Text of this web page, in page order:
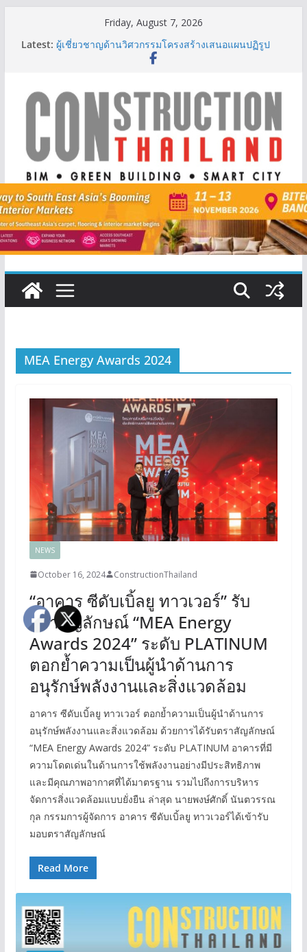
Friday, August 7, 2026
Latest:
IHG Hotels & Resorts เปิดตัว ฮอลิเดย์ อินน์ เอ็กซ์เพรส
อ่าวนางแห่งแรกในกระบี่
ผู้เชี่ยวชาญด้านวิศวกรรมโครงสร้างเสนอแผนปฏิรูป
รับมือแผ่นดินไหว
TITLE เผยรายได้ครึ่งปีแรก’69 มากกว่า 2,000 ล้านบาท
เติบโต 377% ชี้ดีมานด์ภูเก็ตยังแกร่ง
BCT Expo 2026 ชูแนวคิด “Empowering Net Zero in
Construction & Mining” ขับเคลื่อนอุตสาหกรรม
ก่อสร้างและเหมืองแร่สู่สังคมคาร์บอนต่ำอย่างยั่งยืน
ลลิล พร็อพเพอร์ตี้ ก้าวสู่ปีที่ 40 ยึดลูกค้าเป็นศูนย์กลาง
เดินหน้าสร้างการเติบโตอย่างยั่งยืน
MEA Energy Awards 2024
NEWS
October 16, 2024 ConstructionThailand
“อาคาร ซีดับเบิ้ลยู ทาวเวอร์” รับ
ตราสัญลักษณ์ “MEA Energy
Awards 2024” ระดับ PLATINUM
ตอกย้ำความเป็นผู้นำด้านการ
อนุรักษ์พลังงานและสิ่งแวดล้อม
อาคาร ซีดับเบิ้ลยู ทาวเวอร์ ตอกย้ำความเป็นผู้นำด้านการ
อนุรักษ์พลังงานและสิ่งแวดล้อม ด้วยการได้รับตราสัญลักษณ์
“MEA Energy Awards 2024” ระดับ PLATINUM อาคารที่มี
ความโดดเด่นในด้านการใช้พลังงานอย่างมีประสิทธิภาพ
และมีคุณภาพอากาศที่ได้มาตรฐาน รวมไปถึงการบริหาร
จัดการสิ่งแวดล้อมแบบยั่งยืน ล่าสุด นายพงษ์ศักดิ์ นันตวรรณ
กุล กรรมการผู้จัดการ อาคาร ซีดับเบิ้ลยู ทาวเวอร์ได้เข้ารับ
มอบตราสัญลักษณ์
Read More